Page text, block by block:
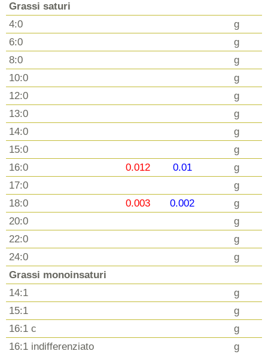
Grassi saturi
4:0
g
6:0
g
8:0
g
10:0
g
12:0
g
13:0
g
14:0
g
15:0
g
16:0
0.012 0.01
g
17:0
g
18:0
0.003 0.002
g
20:0
g
22:0
g
24:0
g
Grassi monoinsaturi
14:1
g
15:1
g
16:1 c
g
16:1 indifferenziato
g